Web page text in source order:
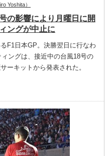
Yoshita）
の影響により月曜日に開
ングが中止に
F1日本GP。決勝翌日に行なわ
ングは、接近中の台風18号の
ーキットから発表された。